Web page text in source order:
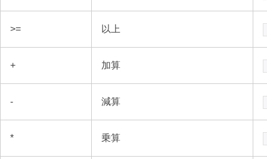
>= 以上
+ 加算
- 減算
* 乗算